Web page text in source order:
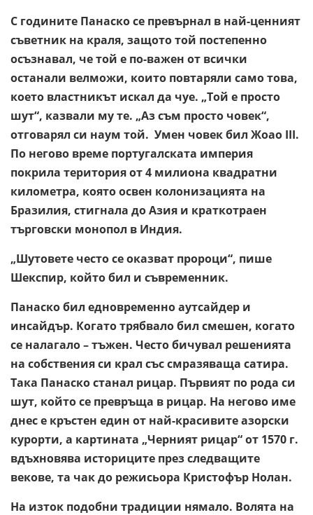
С годините Панаско се превърнал в най-ценният
съветник на краля, защото той постепенно
осъзнавал, че той е по-важен от всички
останали велможи, които повтаряли само това,
което властникът искал да чуе. „Той е просто
шут“, казвали му те. „Аз съм просто човек“,
отговарял си наум той. Умен човек бил Жоао III.
По негово време португалската империя
покрила територия от 4 милиона квадратни
километра, която освен колонизацията на
Бразилия, стигнала до Азия и краткотраен
търговски монопол в Индия.
„Шутовете често се оказват пророци“, пише
Шекспир, който бил и съвременник.
Панаско бил едновременно аутсайдер и
инсайдър. Когато трябвало бил смешен, когато
се налагало – тъжен. Често бичувал решенията
на собствения си крал със смразяваща сатира.
Така Панаско станал рицар. Първият по рода си
шут, който се превръща в рицар. На негово име
днес е кръстен един от най-красивите азорски
курорти, а картината „Черният рицар“ от 1570 г.
вдъхновява историците през следващите
векове, та чак до режисьора Кристофър Нолан.
На изток подобни традиции нямало. Волята на